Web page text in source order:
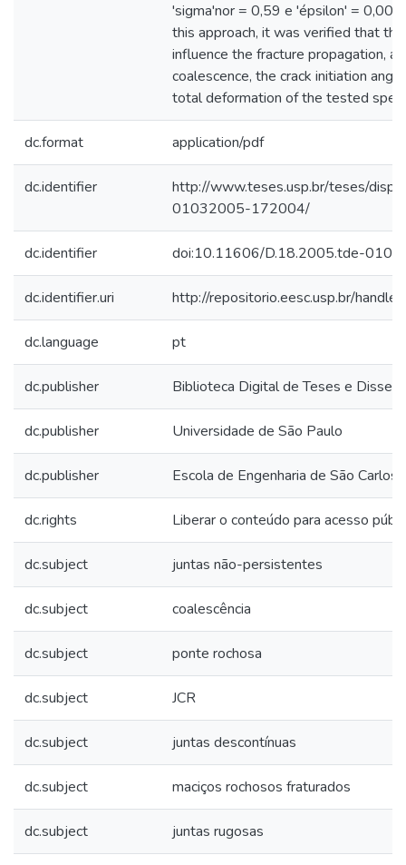
'sigma'nor = 0,59 e 'épsilon' =
this approach, it was verified that
influence the fracture propagation,
coalescence, the crack initiation
total deformation of the tested
dc.format application/pdf
dc.identifier
http://www.teses.usp.br/teses/
01032005-172004/
dc.identifier doi:10.11606/D.18.2005.tde-
dc.identifier.uri http://repositorio.eesc.usp.br/
dc.language pt
dc.publisher Biblioteca Digital de Teses e
dc.publisher Universidade de São Paulo
dc.publisher Escola de Engenharia de São Carlos
dc.rights Liberar o conteúdo para acesso
dc.subject juntas não-persistentes
dc.subject coalescência
dc.subject ponte rochosa
dc.subject JCR
dc.subject juntas descontínuas
dc.subject maciços rochosos fraturados
dc.subject juntas rugosas